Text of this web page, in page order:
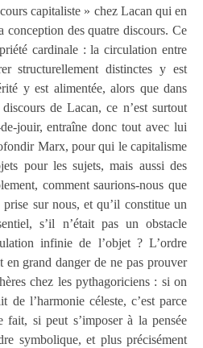
capitaliste » chez Lacan qui en
conception des quatre discours. Ce
cardinale : la circulation entre
structurellement distinctes y est
y est alimentée, alors que dans
de Lacan, ce n’est surtout
jouir, entraîne donc tout avec lui
Marx, pour qui le capitalisme
pour les sujets, mais aussi des
comment saurions-nous que
sur nous, et qu’il constitue un
s’il n’était pas un obstacle
infinie de l’objet ? L’ordre
en grand danger de ne pas prouver
chez les pythagoriciens : si on
de l’harmonie céleste, c’est parce
fait, si peut s’imposer à la pensée
symbolique, et plus précisément